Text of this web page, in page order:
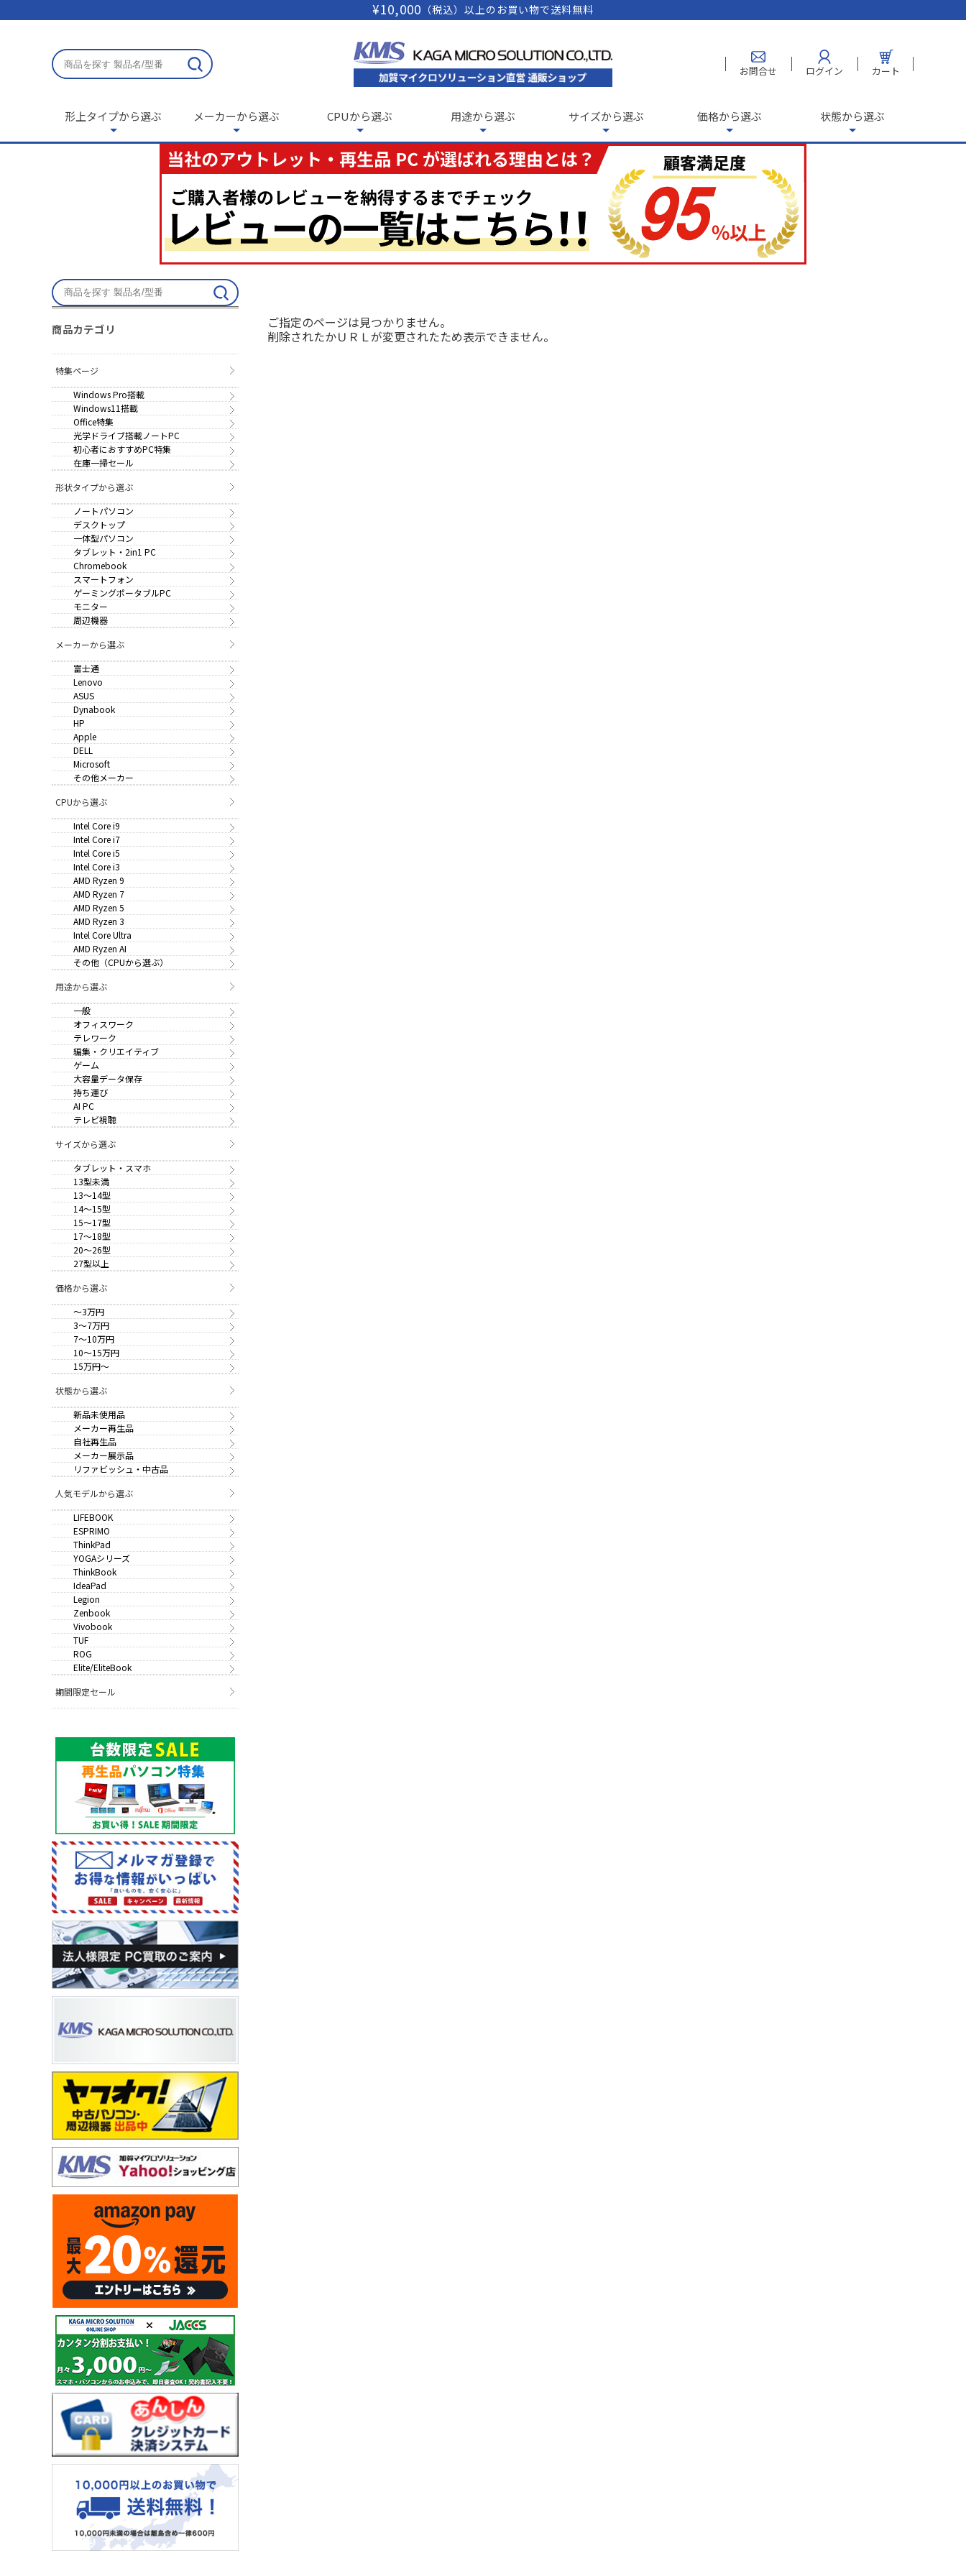
¥10,000 （税込）以上のお買い物で送料無料
お問合せ ログイン カート
形上タイプから選ぶ メーカーから選ぶ CPUから選ぶ 用途から選ぶ サイズから選ぶ 価格から選ぶ 状態から選ぶ
ご指定のページは見つかりません。
削除されたかＵＲＬが変更されたため表示できません。
商品カテゴリ
特集ページ
Windows Pro搭載
Windows11搭載
Office特集
光学ドライブ搭載ノートPC
初心者におすすめPC特集
在庫一掃セール
形状タイプから選ぶ
ノートパソコン
デスクトップ
一体型パソコン
タブレット・2in1 PC
Chromebook
スマートフォン
ゲーミングポータブルPC
モニター
周辺機器
メーカーから選ぶ
富士通
Lenovo
ASUS
Dynabook
HP
Apple
DELL
Microsoft
その他メーカー
CPUから選ぶ
Intel Core i9
Intel Core i7
Intel Core i5
Intel Core i3
AMD Ryzen 9
AMD Ryzen 7
AMD Ryzen 5
AMD Ryzen 3
Intel Core Ultra
AMD Ryzen AI
その他（CPUから選ぶ）
用途から選ぶ
一般
オフィスワーク
テレワーク
編集・クリエイティブ
ゲーム
大容量データ保存
持ち運び
AI PC
テレビ視聴
サイズから選ぶ
タブレット・スマホ
13型未満
13～14型
14～15型
15～17型
17～18型
20～26型
27型以上
価格から選ぶ
～3万円
3～7万円
7～10万円
10～15万円
15万円～
状態から選ぶ
新品未使用品
メーカー再生品
自社再生品
メーカー展示品
リファビッシュ・中古品
人気モデルから選ぶ
LIFEBOOK
ESPRIMO
ThinkPad
YOGAシリーズ
ThinkBook
IdeaPad
Legion
Zenbook
Vivobook
TUF
ROG
Elite/EliteBook
期間限定セール